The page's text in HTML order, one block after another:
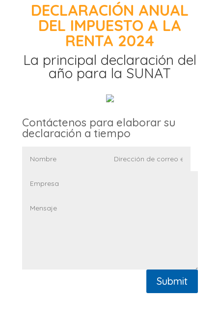
DECLARACIÓN ANUAL
DEL IMPUESTO A LA
RENTA 2024
La principal declaración del
año para la SUNAT
Contáctenos para elaborar su
declaración a tiempo
Submit